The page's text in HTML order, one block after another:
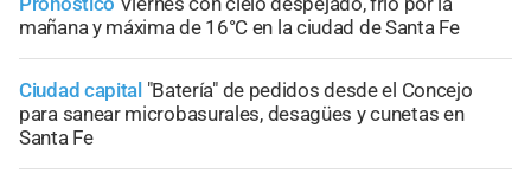
mañana y máxima de 16°C en la ciudad de Santa Fe
Ciudad capital "Batería" de pedidos desde el Concejo
para sanear microbasurales, desagües y cunetas en
Santa Fe